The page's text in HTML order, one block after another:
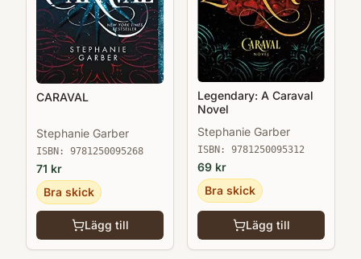
CARAVAL
Stephanie Garber
ISBN: 9781250095268
71 kr
Bra skick
Lägg till
Legendary: A Caraval
Novel
Stephanie Garber
ISBN: 9781250095312
69 kr
Bra skick
Lägg till